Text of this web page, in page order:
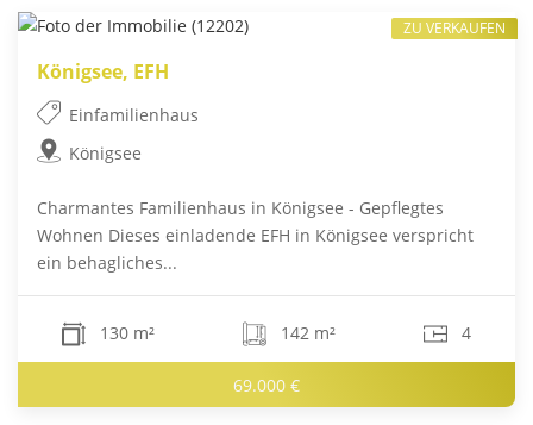
Königsee, EFH
Einfamilienhaus
Königsee
Charmantes Familienhaus in Königsee - Gepflegtes
Wohnen Dieses einladende EFH in Königsee verspricht
ein behagliches...
130 m² 142 m² 4
69.000 €
ZU VERKAUFEN